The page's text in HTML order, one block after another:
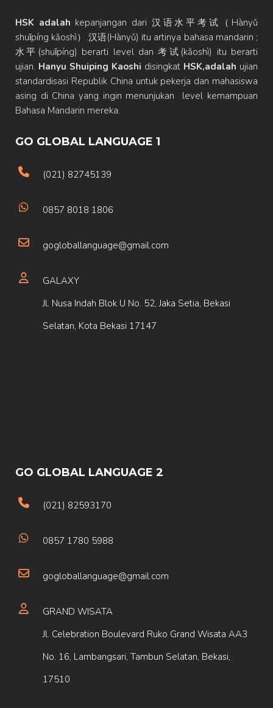
HSK adalah kepanjangan dari 汉语水平考试（Hànyǔ
shuǐpíng kǎoshì）.汉语(Hànyǔ) itu artinya bahasa mandarin ;
水平(shuǐpíng) berarti level dan 考试(kǎoshì) itu berarti
ujian. Hanyu Shuiping Kaoshi disingkat HSK,adalah ujian
standardisasi Republik China untuk pekerja dan mahasiswa
asing di China yang ingin menunjukan level kemampuan
Bahasa Mandarin mereka.
GO GLOBAL LANGUAGE 1
(021) 82745139
0857 8018 1806
gogloballanguage@gmail.com
GALAXY
Jl. Nusa Indah Blok U No. 52, Jaka Setia, Bekasi
Selatan, Kota Bekasi 17147
GO GLOBAL LANGUAGE 2
(021) 82593170
0857 1780 5988
gogloballanguage@gmail.com
GRAND WISATA
Jl. Celebration Boulevard Ruko Grand Wisata AA3
No. 16, Lambangsari, Tambun Selatan, Bekasi,
17510